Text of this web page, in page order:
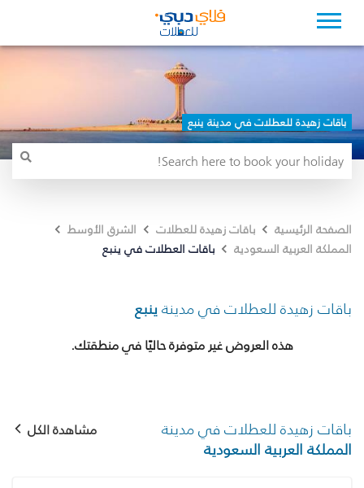
باقات زهيدة للعطلات في مدينة ينبع
الصفحة الرئيسية باقات زهيدة للعطلات
الشرق الأوسط
المملكة العربية السعودية
باقات العطلات في ينبع
باقات زهيدة للعطلات في مدينةينبع
هذه العروض غير متوفرة حاليًا في منطقتك.
باقات زهيدة للعطلات في مدينة
المملكة العربية السعودية
مشاهدة الكل